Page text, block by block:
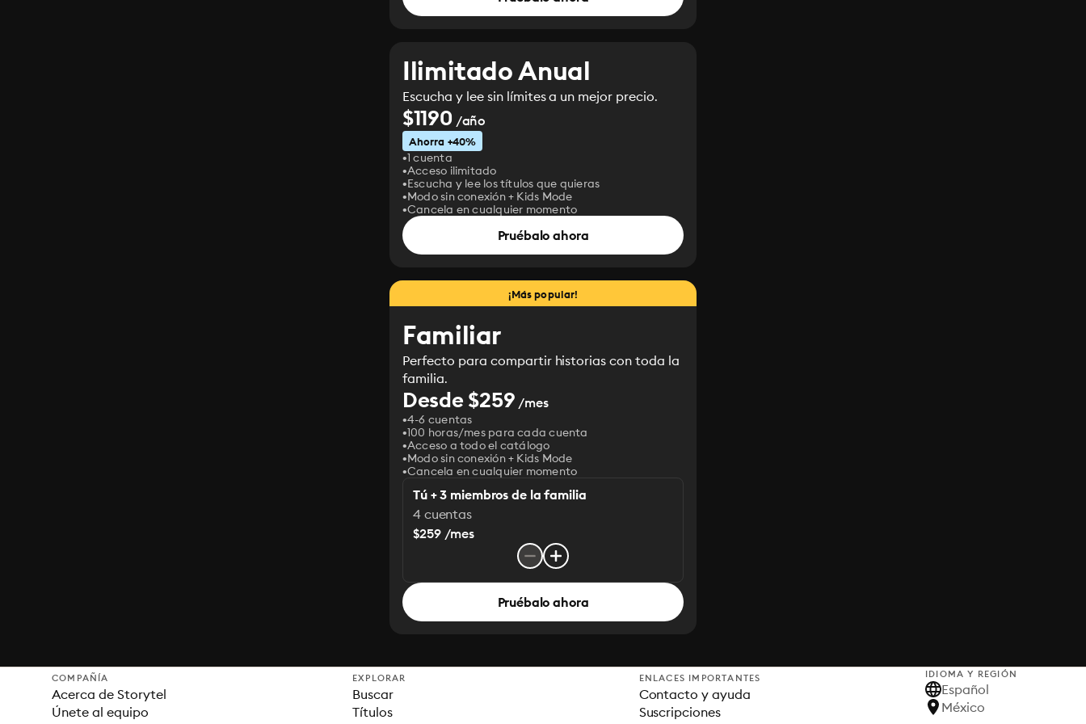
Ilimitado Anual
Escucha y lee sin límites a un mejor precio.
$1190 /año
Ahorra +40%
1 cuenta
Acceso ilimitado
Escucha y lee los títulos que quieras
Modo sin conexión + Kids Mode
Cancela en cualquier momento
Pruébalo ahora
¡Más popular!
Familiar
Perfecto para compartir historias con toda la
familia.
Desde $259 /mes
4-6 cuentas
100 horas/mes para cada cuenta
Acceso a todo el catálogo
Modo sin conexión + Kids Mode
Cancela en cualquier momento
Tú + 3 miembros de la familia
4 cuentas
$259 /mes
Pruébalo ahora
COMPAÑÍA
Acerca de Storytel
Únete al equipo
EXPLORAR
Buscar
Títulos
ENLACES IMPORTANTES
Contacto y ayuda
Suscripciones
IDIOMA Y REGIÓN
Español
México